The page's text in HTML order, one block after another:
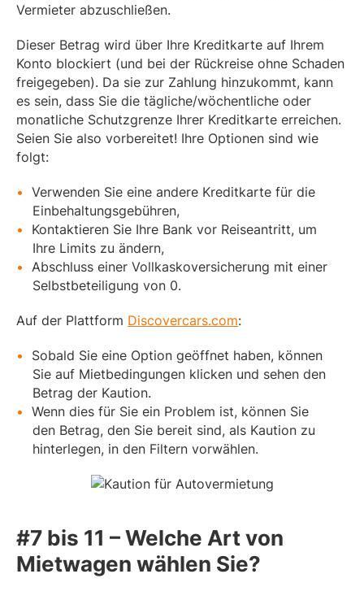
Vermieter abzuschließen.
Dieser Betrag wird über Ihre Kreditkarte auf Ihrem
Konto blockiert (und bei der Rückreise ohne Schaden
freigegeben). Da sie zur Zahlung hinzukommt, kann
es sein, dass Sie die tägliche/wöchentliche oder
monatliche Schutzgrenze Ihrer Kreditkarte erreichen.
Seien Sie also vorbereitet! Ihre Optionen sind wie
folgt:
Verwenden Sie eine andere Kreditkarte für die
Einbehaltungsgebühren,
Kontaktieren Sie Ihre Bank vor Reiseantritt, um
Ihre Limits zu ändern,
Abschluss einer Vollkaskoversicherung mit einer
Selbstbeteiligung von 0.
Auf der Plattform Discovercars.com:
Sobald Sie eine Option geöffnet haben, können
Sie auf Mietbedingungen klicken und sehen den
Betrag der Kaution.
Wenn dies für Sie ein Problem ist, können Sie
den Betrag, den Sie bereit sind, als Kaution zu
hinterlegen, in den Filtern vorwählen.
#7 bis 11 – Welche Art von
Mietwagen wählen Sie?